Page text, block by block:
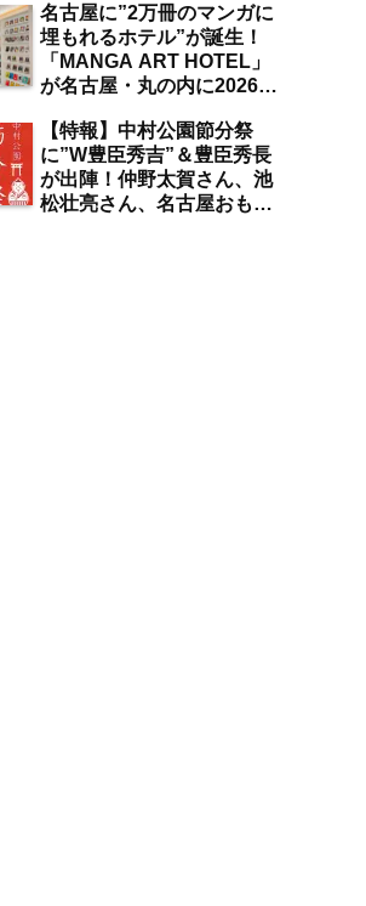
供 食べ放題の夏ブロンコ
ビュッフェにも注目【名古
屋発】
名古屋に”2万冊のマンガに
埋もれるホテル”が誕生！
「MANGA ART HOTEL」
が名古屋・丸の内に2026年
材で分かった新ホテルの注
目ポイントは？【丸の内／
独自取材】
【特報】中村公園節分祭
に”W豊臣秀吉”＆豊臣秀長
が出陣！仲野太賀さん、池
松壮亮さん、名古屋おもて